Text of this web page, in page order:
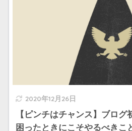
2020年12月26日
【ピンチはチャンス】ブロ
困ったときにこそやるべきこ